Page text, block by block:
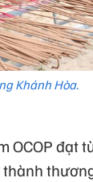
Khánh Hòa.
OCOP đạt